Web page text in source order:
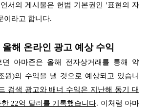
서의 게시물은 헌법 기본권인 '표현의 자
이라고 합니다.
해 온라인 광고 예상 수익
면 아마존은 올해 전자상거래를 통해 약
원)의 수익을 낼 것으로 예상되고 있습니
검색 광고와 배너 수익은 지난해 동기 대
22억 달러를 기록했습니다. 이처럼 아마